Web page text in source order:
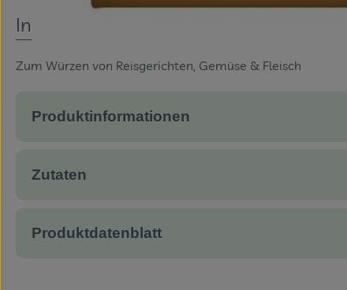
Info
Zum Würzen von Reisgerichten, Gemüse & Fleisch
Produktinformationen
Zutaten
Produktdatenblatt